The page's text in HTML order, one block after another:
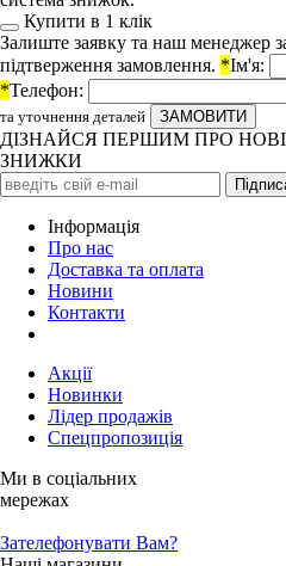
Купити в 1 клiк
Залиште заявку та наш менеджер
підтверження замовлення. *Ім'я:
*Телефон:
та уточнення деталей
ДІЗНАЙСЯ ПЕРШИМ ПРО
ЗНИЖКИ
Iнформація
Про нас
Доставка та оплата
Новини
Контакти
Акції
Новинки
Лідер продажів
Спецпропозиція
Ми в соціальних
мережах
Зателефонувати Вам?